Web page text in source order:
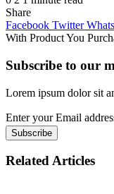
Share
Facebook Twitter
With Product You
Subscribe to our
Lorem ipsum dolor sit
Enter your Email
Related Articles